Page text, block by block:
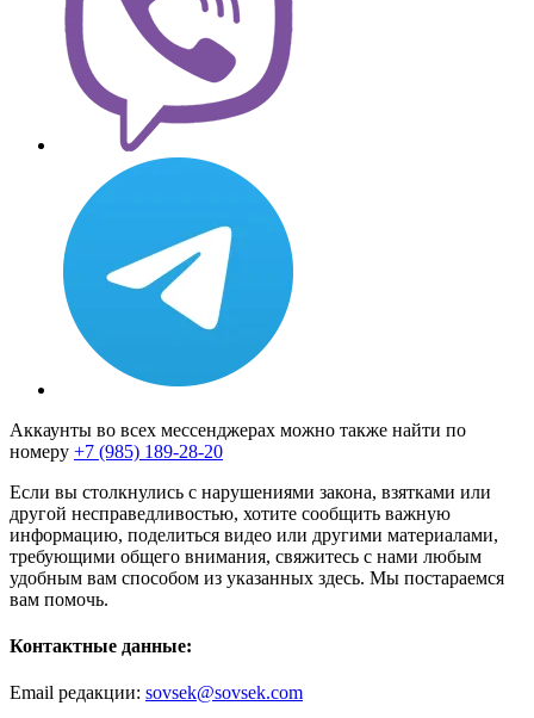
Аккаунты во всех мессенджерах можно также найти по
номеру +7 (985) 189-28-20
Если вы столкнулись с нарушениями закона, взятками или
другой несправедливостью, хотите сообщить важную
информацию, поделиться видео или другими материалами,
требующими общего внимания, свяжитесь с нами любым
удобным вам способом из указанных здесь. Мы постараемся
вам помочь.
Контактные данные:
Email редакции: sovsek@sovsek.com